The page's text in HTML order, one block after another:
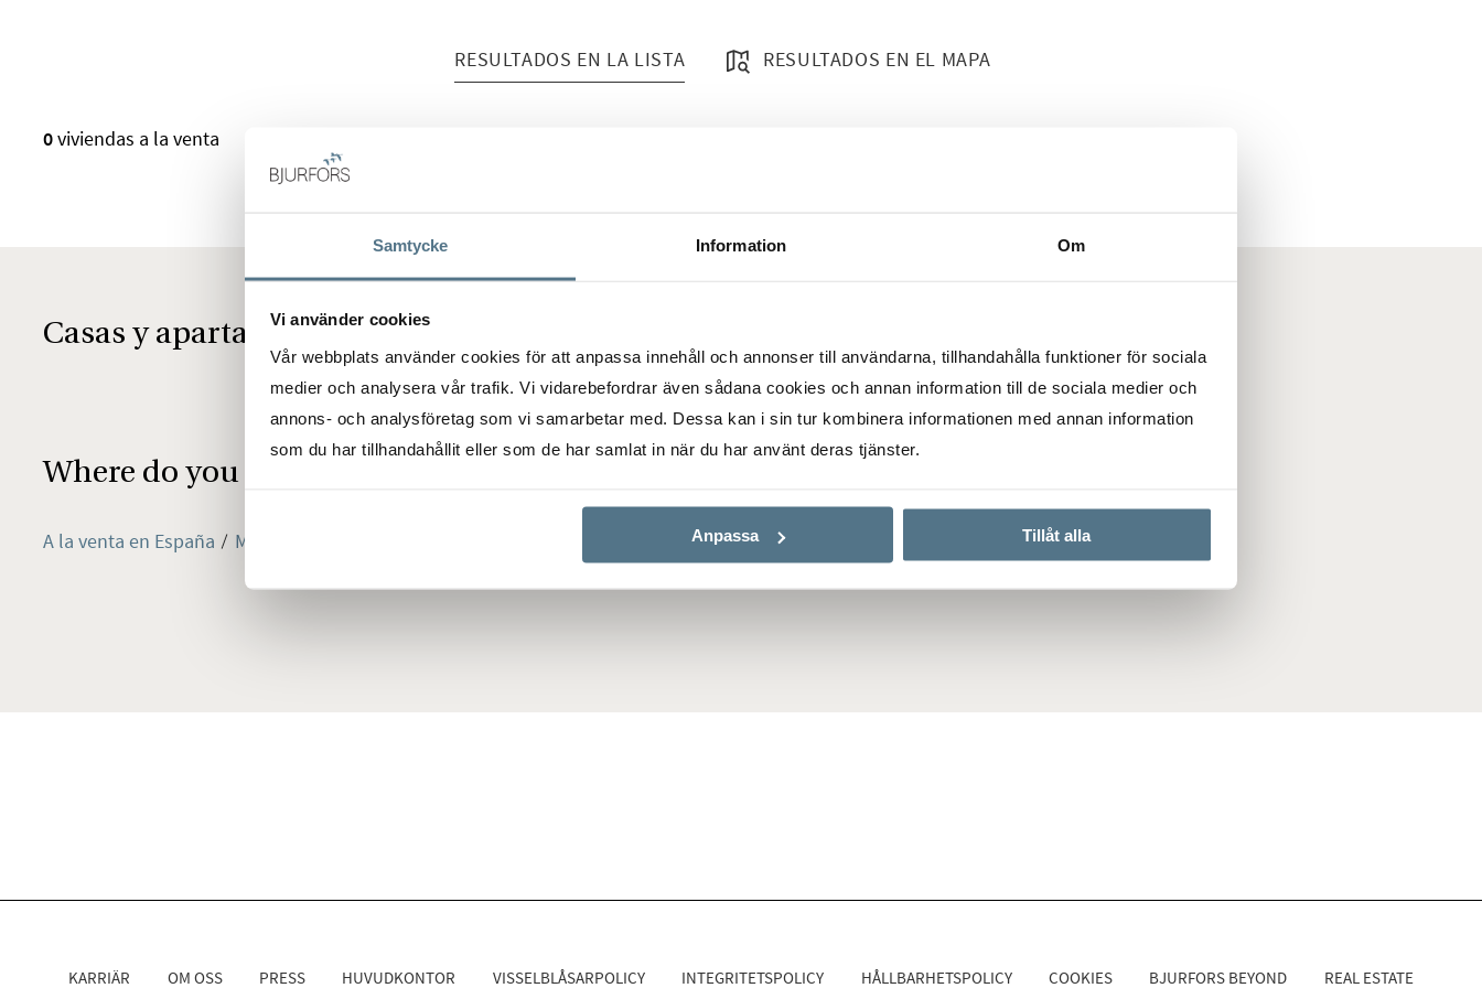
Samtycke Information Om
Vi använder cookies
Vår webbplats använder cookies för att anpassa innehåll och annonser till användarna, tillhandahålla funktioner för sociala
medier och analysera vår trafik. Vi vidarebefordrar även sådana cookies och annan information till de sociala medier och
annons- och analysföretag som vi samarbetar med. Dessa kan i sin tur kombinera informationen med annan information
som du har tillhandahållit eller som de har samlat in när du har använt deras tjänster.
Anpassa Tillåt alla
RESULTADOS EN LA LISTA RESULTADOS EN EL MAPA
0viviendas a la venta
Casas y apartamentos en venta en Sóller
Where do you want to live?
A la venta en España Mallorca
KARRIÄR OM OSS PRESS HUVUDKONTOR VISSELBLÅSARPOLICY INTEGRITETSPOLICY HÅLLBARHETSPOLICY COOKIES BJURFORS BEYOND REAL ESTATE